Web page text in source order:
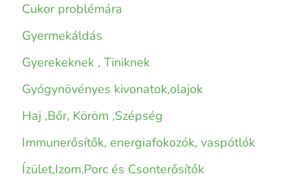
Cukor problémára
Gyermekáldás
Gyerekeknek , Tiniknek
Gyógynövényes kivonatok,olajok
Haj ,Bőr, Köröm ,Szépség
Immunerősítők, energiafokozók, vaspótlók
Ízület,Izom,Porc és Csonterősítők